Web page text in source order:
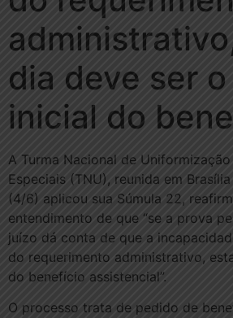
dia deve ser
inicial do
A Turma Nacional de
Especiais (TNU), reunida em
(4/6) aplicou sua Súmula 22,
entendimento de que “se a prova
juízo dá conta de que a
do requerimento administrativo,
do benefício assistencial”.
O processo trata de pedido de